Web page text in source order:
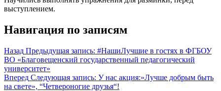
выступлением.
Навигация по записям
Назад Предыдущая запись: #НашиЛучшие в гостях в ФГБОУ
ВО «Благовещенский государственный педагогический
университет»
Вперед Следующая запись: У нас акция:»Лучше добрым быть
на свете», “Четвероногие друзья“!